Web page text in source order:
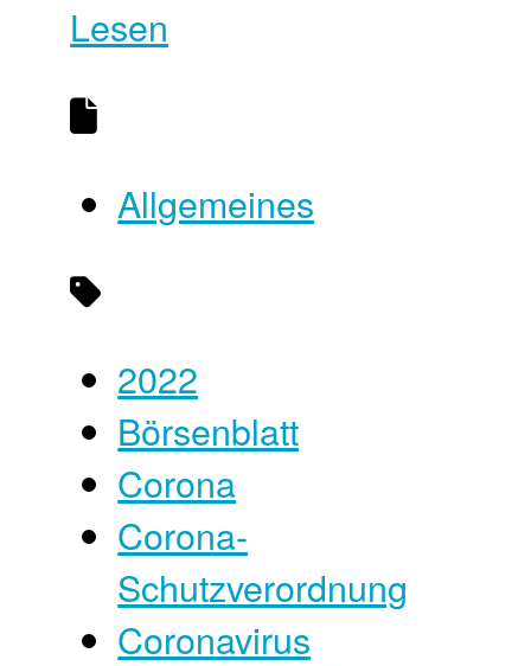
Lesen
Allgemeines
2022
Börsenblatt
Corona
Corona-
Schutzverordnung
Coronavirus